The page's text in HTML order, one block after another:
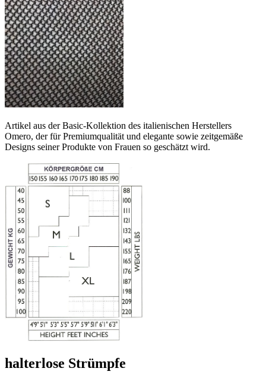
Artikel aus der Basic-Kollektion des italienischen Herstellers
Omero, der für Premiumqualität und elegante sowie zeitgemäße
Designs seiner Produkte von Frauen so geschätzt wird.
halterlose Strümpfe